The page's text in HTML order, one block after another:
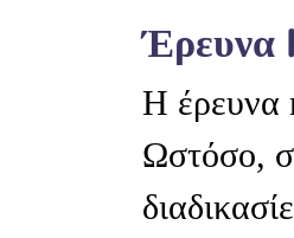
Η έρευνα
Ωστόσο,